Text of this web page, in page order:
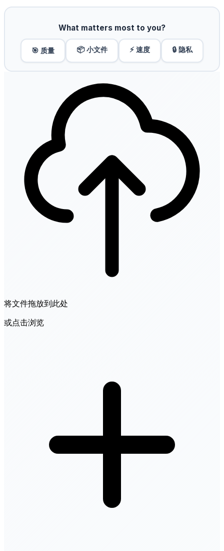
What matters most to you?
🎯 质量 📦 小文件 ⚡ 速度 🔒 隐私
将文件拖放到此处
或点击浏览